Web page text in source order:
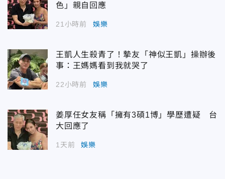
色」親自回應
21小時前 娛樂
王凱人生殺青了！摯友「神似王凱」操辦後
事：王媽媽看到我就哭了
22小時前 娛樂
姜厚任女友稱「擁有3碩1博」學歷遭疑 台
大回應了
1天前 娛樂